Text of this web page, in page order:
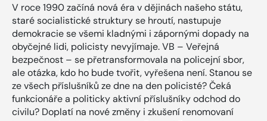
V roce 1990 začíná nová éra v dějinách našeho státu,
staré socialistické struktury se hroutí, nastupuje
demokracie se všemi kladnými i zápornými dopady na
obyčejné lidi, policisty nevyjímaje. VB – Veřejná
bezpečnost – se přetransformovala na policejní sbor,
ale otázka, kdo ho bude tvořit, vyřešena není. Stanou se
ze všech příslušníků ze dne na den policisté? Čeká
funkcionáře a politicky aktivní příslušníky odchod do
civilu? Doplatí na nové změny i zkušení renomovaní